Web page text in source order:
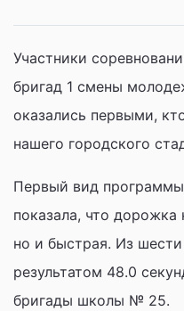
Участники
бригад 1 смены
оказались первыми,
нашего городского
Первый вид
показала, что дорожка
но и быстрая. Из
результатом 48.0
бригады школы № 25.